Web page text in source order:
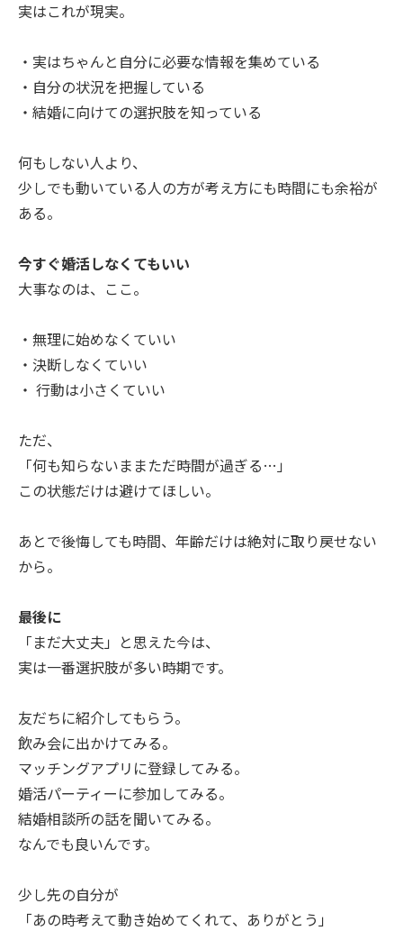
実はこれが現実。
・実はちゃんと自分に必要な情報を集めている
・自分の状況を把握している
・結婚に向けての選択肢を知っている
何もしない人より、
少しでも動いている人の方が考え方にも時間にも余裕が
ある。
今すぐ婚活しなくてもいい
大事なのは、ここ。
・無理に始めなくていい
・決断しなくていい
・ 行動は小さくていい
ただ、
「何も知らないままただ時間が過ぎる…」
この状態だけは避けてほしい。
あとで後悔しても時間、年齢だけは絶対に取り戻せない
から。
最後に
「まだ大丈夫」と思えた今は、
実は一番選択肢が多い時期です。
友だちに紹介してもらう。
飲み会に出かけてみる。
マッチングアプリに登録してみる。
婚活パーティーに参加してみる。
結婚相談所の話を聞いてみる。
なんでも良いんです。
少し先の自分が
「あの時考えて動き始めてくれて、ありがとう」